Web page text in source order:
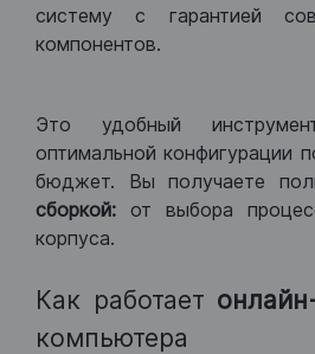
систему с гарантией
компонентов.
Это удобный
оптимальной конфигурации
бюджет. Вы получаете
сборкой: от выбора
корпуса.
Как работает
компьютера